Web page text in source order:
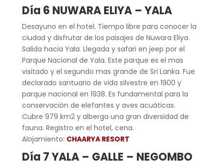
Día 6 NUWARA ELIYA – YALA
Desayuno en el hotel. Tiempo libre para conocer la
ciudad y disfrutar de los paisajes de Nuwara Eliya.
Salida hacia Yala. Llegada y safari en jeep por el
Parque Nacional de Yala. Este parque es el mas
visitado y el segundo mas grande de Sri Lanka. Fue
declarado santuario de vida silvestre en 1900 y
parque nacional en 1938. Es fundamental para la
conservación de elefantes y aves acuáticas.
Cubre 979 km2 y alberga una gran diversidad de
fauna. Registro en el hotel, cena.
Alojamiento: CHAARYA RESORT
Día 7 YALA – GALLE – NEGOMBO